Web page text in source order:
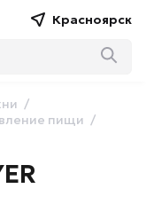
Красноярск
пищи